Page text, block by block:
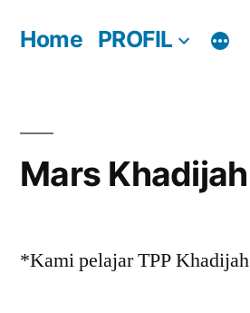
Home PROFIL
Mars Khadijah
*Kami pelajar TPP Khadijah